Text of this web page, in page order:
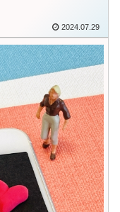
2024.07.29